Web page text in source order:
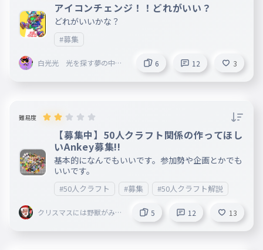
アイコンチェンジ！！どれがいい？
どれがいいかな？
#募集
白光光 光を探す夢の中の
6 12 3
難易度
【募集中】50人クラフト関係の作ってほし
いAnkey募集!!
基本的になんでもいいです。参加勢や企画とかでも
いいです。
#50人クラフト #募集 #50人クラフト解説
クリスマスには野獣がみん
5 12 13